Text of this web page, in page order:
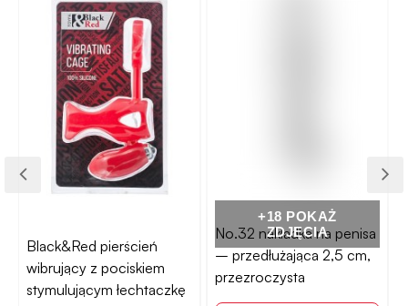
Black&Red pierścień
wibrujący z pociskiem
stymulującym łechtaczkę
+18 POKAŻ
ZDJĘCIA
No.32 nakładka na penisa
– przedłużająca 2,5 cm,
przezroczysta